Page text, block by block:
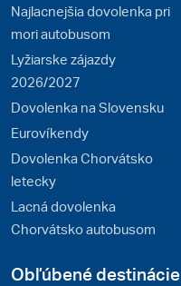
Najlacnejšia dovolenka pri
mori autobusom
Lyžiarske zájazdy
2026/2027
Dovolenka na Slovensku
Eurovíkendy
Dovolenka Chorvátsko
letecky
Lacná dovolenka
Chorvátsko autobusom
Obľúbené destinácie